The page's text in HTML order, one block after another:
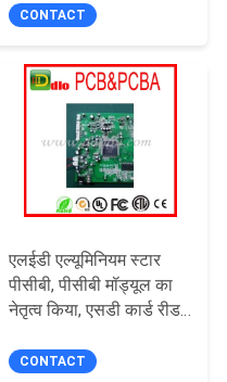
CONTACT
एलईडी एल्यूमिनियम स्टार
पीसीबी, पीसीबी मॉड्यूल का
नेतृत्व किया, एसडी कार्ड रीडर
CONTACT